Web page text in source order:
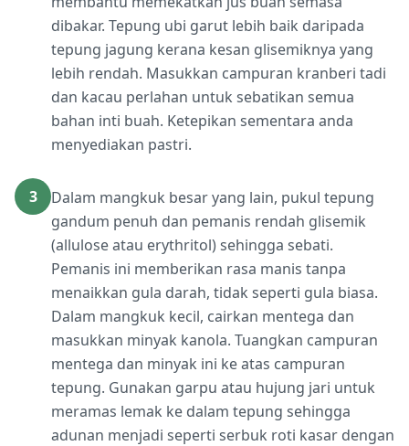
dibakar. Tepung ubi garut lebih baik daripada
tepung jagung kerana kesan glisemiknya yang
lebih rendah. Masukkan campuran kranberi tadi
dan kacau perlahan untuk sebatikan semua
bahan inti buah. Ketepikan sementara anda
menyediakan pastri.
3
Dalam mangkuk besar yang lain, pukul tepung
gandum penuh dan pemanis rendah glisemik
(allulose atau erythritol) sehingga sebati.
Pemanis ini memberikan rasa manis tanpa
menaikkan gula darah, tidak seperti gula biasa.
Dalam mangkuk kecil, cairkan mentega dan
masukkan minyak kanola. Tuangkan campuran
mentega dan minyak ini ke atas campuran
tepung. Gunakan garpu atau hujung jari untuk
meramas lemak ke dalam tepung sehingga
adunan menjadi seperti serbuk roti kasar dengan